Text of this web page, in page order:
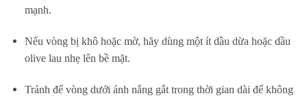
mạnh.
Nếu vòng bị khô hoặc mờ, hãy dùng một ít dầu dừa hoặc dầu
olive lau nhẹ lên bề mặt.
Tránh để vòng dưới ánh nắng gắt trong thời gian dài để không